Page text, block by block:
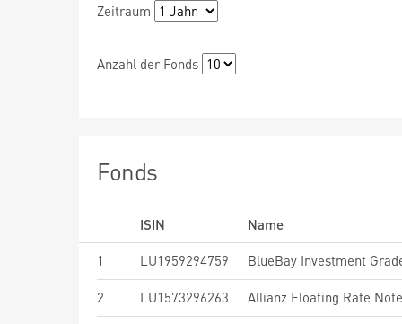
Zeitraum
Anzahl der Fonds
Fonds
ISIN
Name
1
LU1959294759
2 LU1573296263